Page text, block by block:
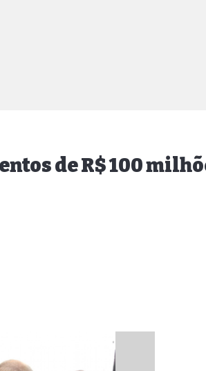
de R$ 100